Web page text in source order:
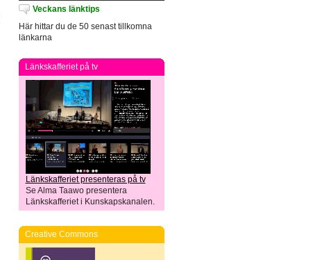
Veckans länktips
Här hittar du de 50 senast tillkomna
länkarna
Länkskafferiet på tv
Länkskafferiet presenteras på tv
Se Alma Taawo presentera
Länkskafferiet i Kunskapskanalen.
Creative Commons